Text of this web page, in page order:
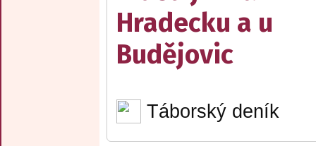
Hradecku a u
Budějovic
Táborský deník